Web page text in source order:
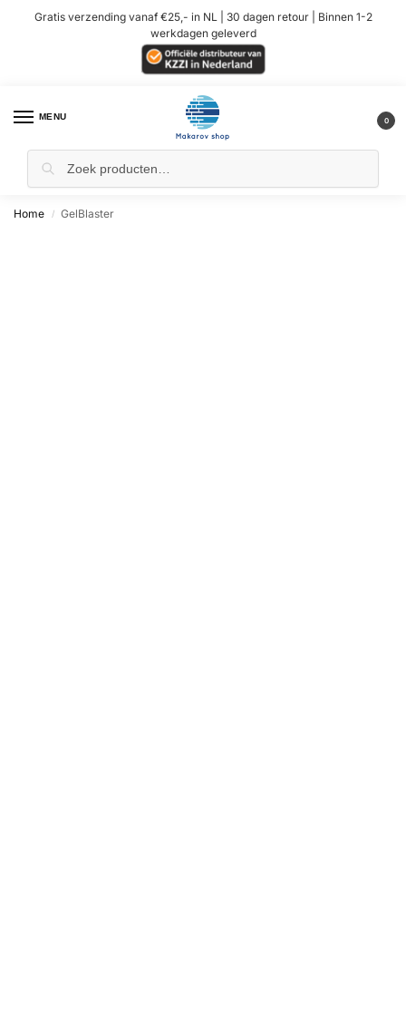
Gratis verzending vanaf €25,- in NL | 30 dagen retour | Binnen 1-2
werkdagen geleverd
MENU 0
Home / GelBlaster